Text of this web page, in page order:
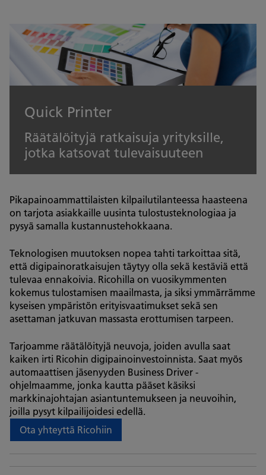
Quick Printer
Räätälöityjä ratkaisuja yrityksille,
jotka katsovat tulevaisuuteen
Pikapainoammattilaisten kilpailutilanteessa haasteena
on tarjota asiakkaille uusinta tulostusteknologiaa ja
pysyä samalla kustannustehokkaana.
Teknologisen muutoksen nopea tahti tarkoittaa sitä,
että digipainoratkaisujen täytyy olla sekä kestäviä että
tulevaa ennakoivia. Ricohilla on vuosikymmenten
kokemus tulostamisen maailmasta, ja siksi ymmärrämme
kyseisen ympäristön erityisvaatimukset sekä sen
asettaman jatkuvan massasta erottumisen tarpeen.
Tarjoamme räätälöityjä neuvoja, joiden avulla saat
kaiken irti Ricohin digipainoinvestoinnista. Saat myös
automaattisen jäsenyyden Business Driver -
ohjelmaamme, jonka kautta pääset käsiksi
markkinajohtajan asiantuntemukseen ja neuvoihin,
joilla pysyt kilpailijoidesi edellä.
Ota yhteyttä Ricohiin